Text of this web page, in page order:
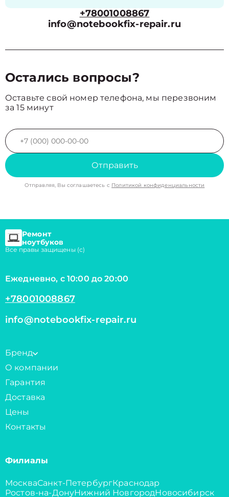
+78001008867
info@notebookfix-repair.ru
Остались вопросы?
Оставьте свой номер телефона, мы перезвоним
за 15 минут
Отправить
Отправляя, Вы соглашаетесь с Политикой конфиденциальности
Ремонт
ноутбуков
Все правы защищены (с)
Ежедневно, с 10:00 до 20:00
+78001008867
info@notebookfix-repair.ru
Бренд
О компании
Гарантия
Доставка
Цены
Контакты
Филиалы
МоскваСанкт-ПетербургКраснодар
Ростов-на-ДонуНижний НовгородНовосибирск